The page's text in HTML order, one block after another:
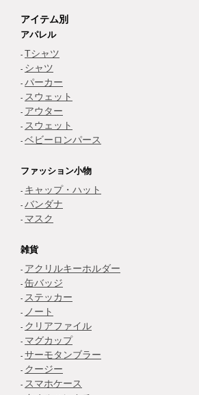
アイテム別
アパレル
Tシャツ
シャツ
パーカー
スウェット
アウター
スウェット
ベビーロンパース
ファッション小物
キャップ・ハット
バンダナ
マスク
雑貨
アクリルキーホルダー
缶バッジ
ステッカー
ノート
クリアファイル
マグカップ
サーモタンブラー
クージー
スマホケース